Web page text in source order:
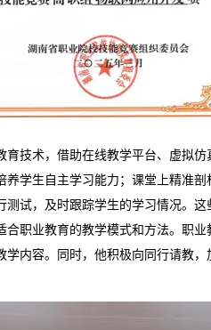
育技术，借助在线教学平台、虚拟
学生自主学习能力；课堂上精准
试，及时跟踪学生的学习情况。
合职业教育的教学模式和方法。职
学内容。同时，他积极向同行请教